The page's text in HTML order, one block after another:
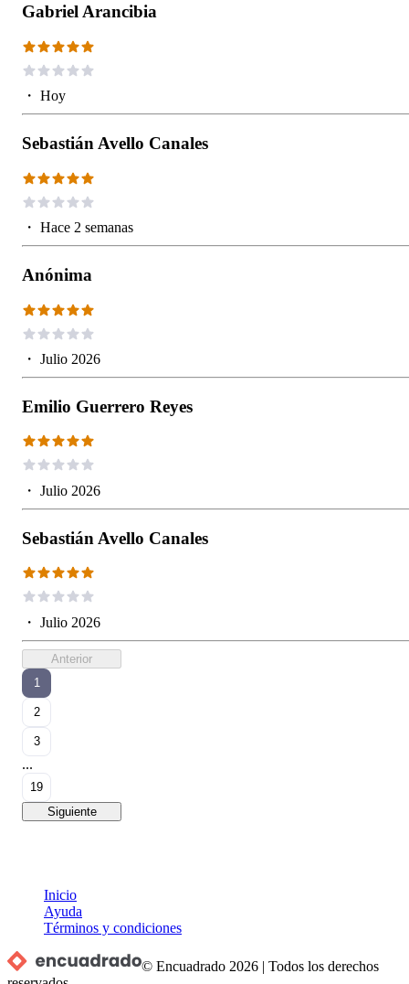
Gabriel Arancibia
・ Hoy
Sebastián Avello Canales
・ Hace 2 semanas
Anónima
・ Julio 2026
Emilio Guerrero Reyes
・ Julio 2026
Sebastián Avello Canales
・ Julio 2026
Anterior
1
2
3
...
19
Siguiente
Inicio
Ayuda
Términos y condiciones
© Encuadrado 2026 |Todos los derechos